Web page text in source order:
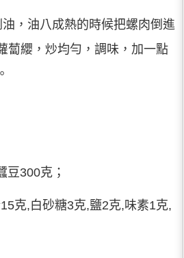
，油八成熱的時候把螺肉倒進
蔔纓，炒均勻，調味，加一點
豆300克；
克,白砂糖3克,鹽2克,味素1克,